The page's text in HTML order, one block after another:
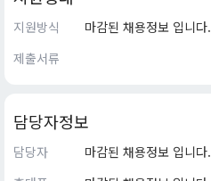
지원방식
마감된 채용정보 입니다.
제출서류
담당자정보
담당자
마감된 채용정보 입니다.